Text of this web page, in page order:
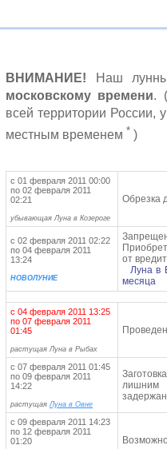
ВНИМАНИЕ! Наш
московскому времени.
всей территории России,
местным временем * )
с 01 февраля 2011 00:00
по 02 февраля 2011
02:21
убывающая Луна в Козероге
Обрезка
с 02 февраля 2011 02:22
по 04 февраля 2011
13:24
НОВОЛУНИЕ
от
Луна в
месяца
с 04 февраля 2011 13:25
по 07 февраля 2011
01:45
растущая Луна в Рыбах
с 07 февраля 2011 01:45
по 09 февраля 2011
14:22
растущаяЛуна в Овне
лишним
с 09 февраля 2011 14:23
по 12 февраля 2011
01:20